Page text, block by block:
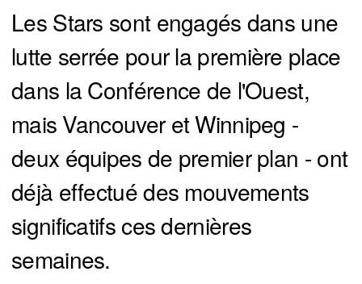
Les Stars sont engagés dans une
lutte serrée pour la première place
dans la Conférence de l'Ouest,
mais Vancouver et Winnipeg -
deux équipes de premier plan - ont
déjà effectué des mouvements
significatifs ces dernières
semaines.